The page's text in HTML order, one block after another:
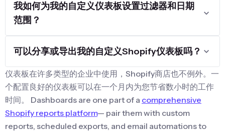
我如何为我的自定义仪表板设置过滤器和日期
范围？
可以分享或导出我的自定义Shopify仪表板吗？
仪表板在许多类型的企业中使用，Shopify商店也不例外。一
个配置良好的仪表板可以在一个月内为您节省数小时的工作
时间。 Dashboards are one part of a comprehensive
Shopify reports platform— pair them with custom
reports, scheduled exports, and email automations to